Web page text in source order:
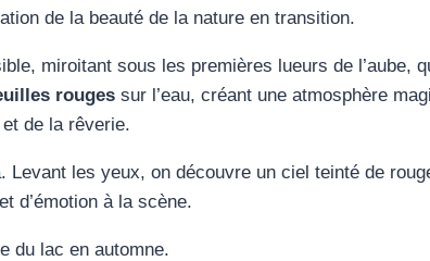
de la beauté de la nature en transition.
miroitant sous les premières lueurs de
rouges sur l’eau, créant une atmosphère
de la rêverie.
Levant les yeux, on découvre un ciel teinté de
d’émotion à la scène.
du lac en automne.